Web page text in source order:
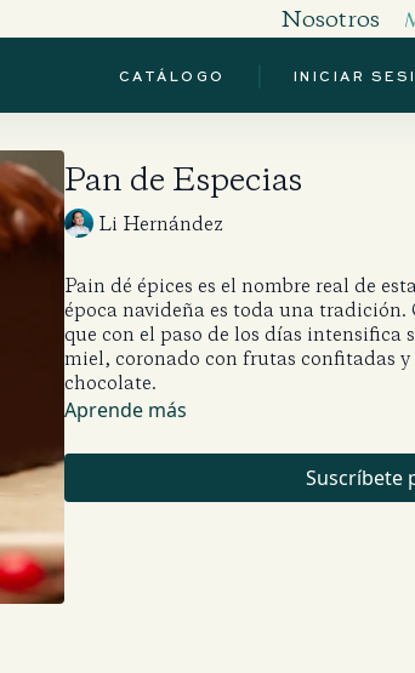
Nosotros
CATÁLOGO INICIAR
Pan de Especias
Li Hernández
Pain dé épices es el nombre real de
época navideña es toda una tradición.
que con el paso de los días intensifica
miel, coronado con frutas confitadas
chocolate.
Aprende más
Suscríbete